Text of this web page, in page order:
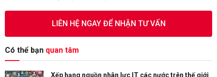
LIÊN HỆ NGAY ĐỂ NHẬN TƯ VẤN
Có thể bạn quan tâm
Xếp hạng nguồn nhân lực IT các nước trên thế giới